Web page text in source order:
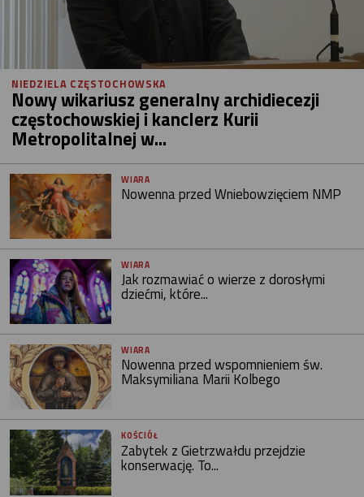
NIEDZIELA CZĘSTOCHOWSKA
Nowy wikariusz generalny archidiecezji
częstochowskiej i kanclerz Kurii
Metropolitalnej w...
WIARA
Nowenna przed Wniebowzięciem NMP
WIARA
Jak rozmawiać o wierze z dorosłymi
dziećmi, które...
WIARA
Nowenna przed wspomnieniem św.
Maksymiliana Marii Kolbego
KOŚCIÓŁ
Zabytek z Gietrzwałdu przejdzie
konserwację. To...